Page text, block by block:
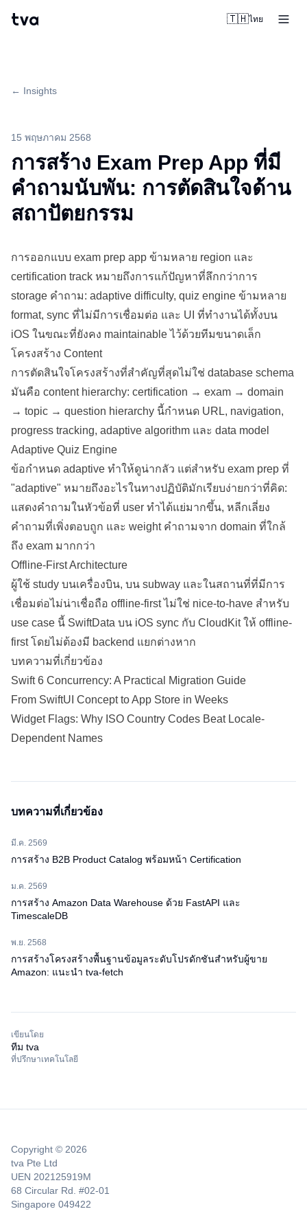
tva 🇹🇭ไทย
← Insights
15 พฤษภาคม 2568
การสร้าง Exam Prep App ที่มี
คำถามนับพัน: การตัดสินใจด้าน
สถาปัตยกรรม
การออกแบบ exam prep app ข้ามหลาย region และ
certification track หมายถึงการแก้ปัญหาที่ลึกกว่าการ
storage คำถาม: adaptive difficulty, quiz engine ข้ามหลาย
format, sync ที่ไม่มีการเชื่อมต่อ และ UI ที่ทำงานได้ทั้งบน
iOS ในขณะที่ยังคง maintainable ไว้ด้วยทีมขนาดเล็ก
โครงสร้าง Content
การตัดสินใจโครงสร้างที่สำคัญที่สุดไม่ใช่ database schema
มันคือ content hierarchy: certification → exam → domain
→ topic → question hierarchy นี้กำหนด URL, navigation,
progress tracking, adaptive algorithm และ data model
Adaptive Quiz Engine
ข้อกำหนด adaptive ทำให้ดูน่ากลัว แต่สำหรับ exam prep ที่
"adaptive" หมายถึงอะไรในทางปฏิบัติมักเรียบง่ายกว่าที่คิด:
แสดงคำถามในหัวข้อที่ user ทำได้แย่มากขึ้น, หลีกเลี่ยง
คำถามที่เพิ่งตอบถูก และ weight คำถามจาก domain ที่ใกล้
ถึง exam มากกว่า
Offline-First Architecture
ผู้ใช้ study บนเครื่องบิน, บน subway และในสถานที่ที่มีการ
เชื่อมต่อไม่น่าเชื่อถือ offline-first ไม่ใช่ nice-to-have สำหรับ
use case นี้ SwiftData บน iOS sync กับ CloudKit ให้ offline-
first โดยไม่ต้องมี backend แยกต่างหาก
บทความที่เกี่ยวข้อง
Swift 6 Concurrency: A Practical Migration Guide
From SwiftUI Concept to App Store in Weeks
Widget Flags: Why ISO Country Codes Beat Locale-
Dependent Names
บทความที่เกี่ยวข้อง
มี.ค. 2569
การสร้าง B2B Product Catalog พร้อมหน้า Certification
ม.ค. 2569
การสร้าง Amazon Data Warehouse ด้วย FastAPI และ
TimescaleDB
พ.ย. 2568
การสร้างโครงสร้างพื้นฐานข้อมูลระดับโปรดักชันสำหรับผู้ขาย
Amazon: แนะนำ tva-fetch
เขียนโดย
ทีม tva
ที่ปรึกษาเทคโนโลยี
Copyright © 2026
tva Pte Ltd
UEN 202125919M
68 Circular Rd. #02-01
Singapore 049422